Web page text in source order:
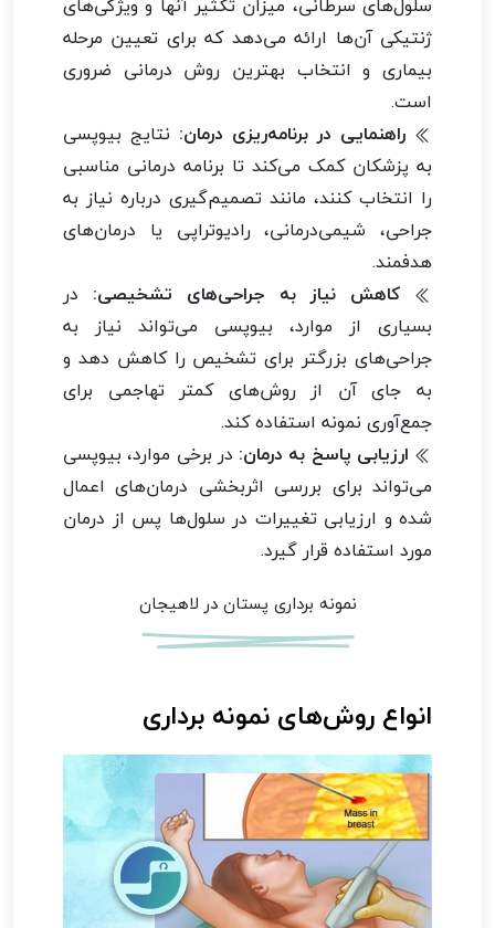
ژنتیکی آن‌ها ارائه می‌دهد که برای تعیین مرحله
بیماری و انتخاب بهترین روش درمانی ضروری
است.
راهنمایی در برنامه‌ریزی درمان: نتایج بیوپسی
به پزشکان کمک می‌کند تا برنامه درمانی مناسبی
را انتخاب کنند، مانند تصمیم‌گیری درباره نیاز به
جراحی، شیمی‌درمانی، رادیوتراپی یا درمان‌های
هدفمند.
کاهش نیاز به جراحی‌های تشخیصی: در
بسیاری از موارد، بیوپسی می‌تواند نیاز به
جراحی‌های بزرگتر برای تشخیص را کاهش دهد و
به جای آن از روش‌های کمتر تهاجمی برای
جمع‌آوری نمونه استفاده کند.
ارزیابی پاسخ به درمان: در برخی موارد، بیوپسی
می‌تواند برای بررسی اثربخشی درمان‌های اعمال
شده و ارزیابی تغییرات در سلول‌ها پس از درمان
مورد استفاده قرار گیرد.
نمونه برداری پستان در لاهیجان
انواع روش‌های نمونه برداری